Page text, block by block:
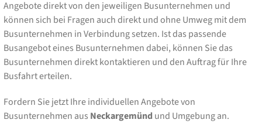
Angebote direkt von den jeweiligen Busunternehmen und
können sich bei Fragen auch direkt und ohne Umweg mit dem
Busunternehmen in Verbindung setzen. Ist das passende
Busangebot eines Busunternehmen dabei, können Sie das
Busunternehmen direkt kontaktieren und den Auftrag für Ihre
Busfahrt erteilen.
Fordern Sie jetzt Ihre individuellen Angebote von
Busunternehmen aus Neckargemünd und Umgebung an.